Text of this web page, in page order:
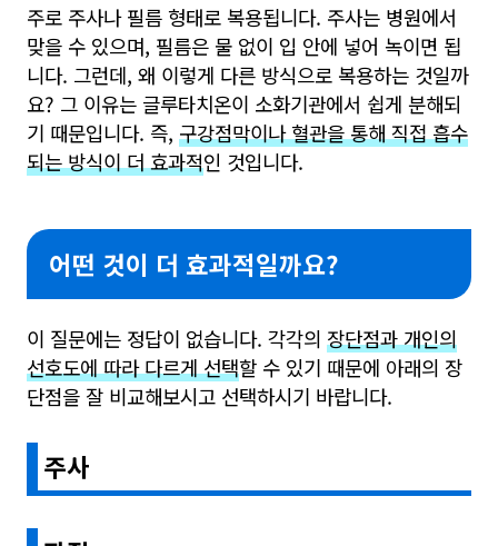
주로 주사나 필름 형태로 복용됩니다. 주사는 병원에서
맞을 수 있으며, 필름은 물 없이 입 안에 넣어 녹이면 됩
니다. 그런데, 왜 이렇게 다른 방식으로 복용하는 것일까
요? 그 이유는 글루타치온이 소화기관에서 쉽게 분해되
기 때문입니다. 즉, 구강점막이나 혈관을 통해 직접 흡수
되는 방식이 더 효과적인 것입니다.
어떤 것이 더 효과적일까요?
이 질문에는 정답이 없습니다. 각각의 장단점과 개인의
선호도에 따라 다르게 선택할 수 있기 때문에 아래의 장
단점을 잘 비교해보시고 선택하시기 바랍니다.
주사